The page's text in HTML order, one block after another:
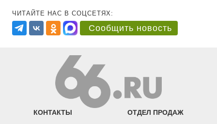
ЧИТАЙТЕ НАС В СОЦСЕТЯХ:
Сообщить новость
КОНТАКТЫ ОТДЕЛ ПРОДАЖ